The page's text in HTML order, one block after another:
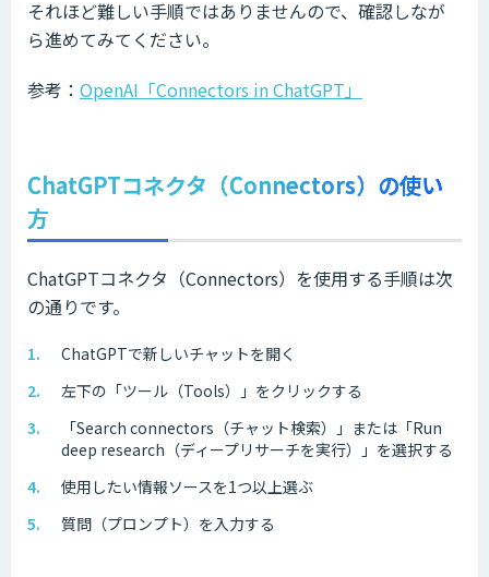
それほど難しい手順ではありませんので、確認しなが
ら進めてみてください。
参考： OpenAI「Connectors in ChatGPT」
ChatGPTコネクタ（Connectors）の使い
方
ChatGPTコネクタ（Connectors）を使用する手順は次
の通りです。
ChatGPTで新しいチャットを開く
左下の「ツール（Tools）」をクリックする
「Search connectors（チャット検索）」または「Run
deep research（ディープリサーチを実行）」を選択する
使用したい情報ソースを1つ以上選ぶ
質問（プロンプト）を入力する